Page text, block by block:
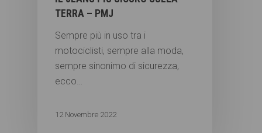
TERRA – PMJ
Sempre più in uso tra i
motociclisti, sempre alla moda,
sempre sinonimo di sicurezza,
ecco…
12 Novembre 2022